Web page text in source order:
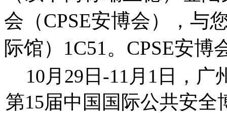
会（CPSE安博会），与
际馆）1C51。CPSE安博
10月29日-11月1日，广
第15届中国国际公共安全